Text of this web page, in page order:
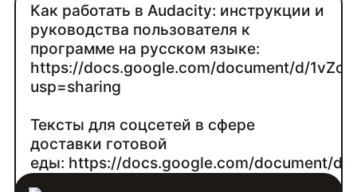
Как работать в Audacity: инструкции и
руководства пользователя к
программе на русском языке:
https://docs.google.com/document/d/
usp=sharing
Тексты для соцсетей в сфере
доставки готовой
еды: https://docs.google.com/document/d/